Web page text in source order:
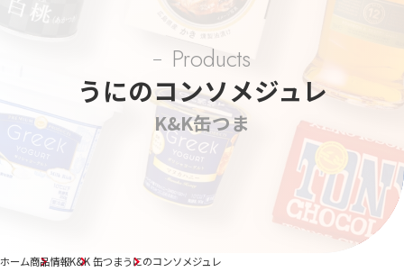
Products
うにのコンソメジュレ
K&K缶つま
ホーム商品情報K&K 缶つまうにのコンソメジュレ